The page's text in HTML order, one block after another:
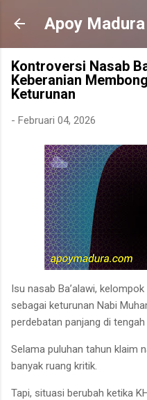
Langsung
Apoy Madura
Kontroversi Nasab
Keberanian
Keturunan
- Februari 04, 2026
Isu nasab Ba’alawi,
sebagai keturunan Nabi
perdebatan panjang di
Selama puluhan tahun klaim
banyak ruang kritik.
Tapi, situasi berubah ketika